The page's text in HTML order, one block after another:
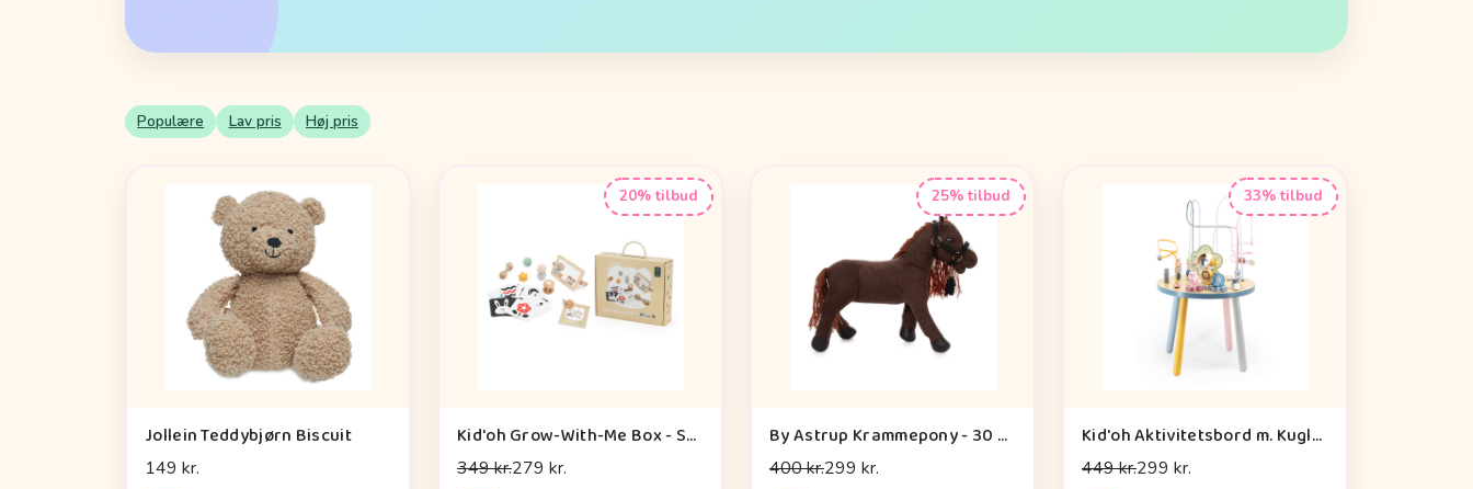
Populære Lav pris Høj pris
Jollein Teddybjørn Biscuit
149 kr.
20% tilbud
Kid'oh Grow-With-Me Box - Sensory Seekers (0-6 mdr.)
349 kr.279 kr.
25% tilbud
By Astrup Krammepony - 30 cm. - Pixie - Brun
400 kr.299 kr.
33% tilbud
Kid'oh Aktivitetsbord m. Kuglespiraler
449 kr.299 kr.